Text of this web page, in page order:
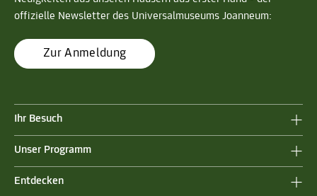
offizielle Newsletter des Universalmuseums Joanneum:
Zur Anmeldung
Ihr Besuch
Unser Programm
Entdecken